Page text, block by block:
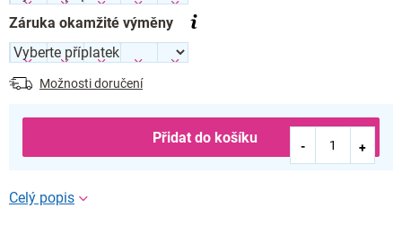
Záruka okamžité výměny
Možnosti doručení
Přidat do košíku